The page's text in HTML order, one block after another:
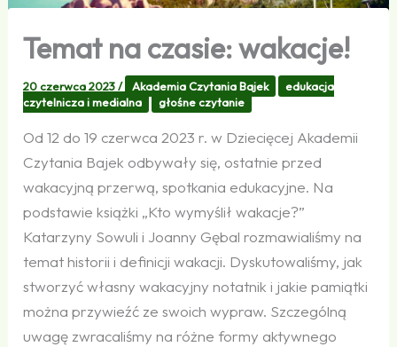
Temat na czasie: wakacje!
20 czerwca 2023/ Akademia Czytania Bajek
edukacja
czytelnicza i medialna
głośne czytanie
Od 12 do 19 czerwca 2023 r. w Dziecięcej Akademii
Czytania Bajek odbywały się, ostatnie przed
wakacyjną przerwą, spotkania edukacyjne. Na
podstawie książki „Kto wymyślił wakacje?”
Katarzyny Sowuli i Joanny Gębal rozmawialiśmy na
temat historii i definicji wakacji. Dyskutowaliśmy, jak
stworzyć własny wakacyjny notatnik i jakie pamiątki
można przywieźć ze swoich wypraw. Szczególną
uwagę zwracaliśmy na różne formy aktywnego